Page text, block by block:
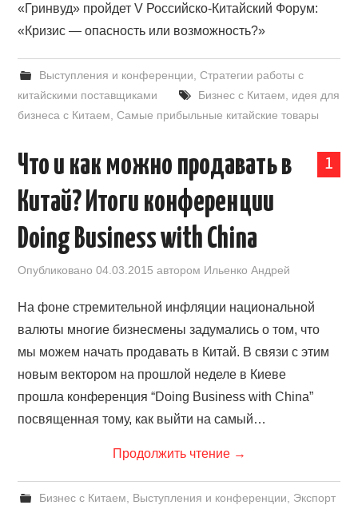
«Гринвуд» пройдет V Российско-Китайский Форум:
«Кризис — опасность или возможность?»
Выступления и конференции Стратегии работы с
китайскими поставщиками
Бизнес с Китаем
идея для
бизнеса с Китаем ,Самые прибыльные китайские товары
1
Что и как можно продавать в
Китай? Итоги конференции
Doing Business with China
Опубликовано04.03.2015 автором Ильенко Андрей
На фоне стремительной инфляции национальной
валюты многие бизнесмены задумались о том, что
мы можем начать продавать в Китай. В связи с этим
новым вектором на прошлой неделе в Киеве
прошла конференция “Doing Business with China”
посвященная тому, как выйти на самый…
Продолжить чтение →
Бизнес с Китаем Выступления и конференции
Экспорт